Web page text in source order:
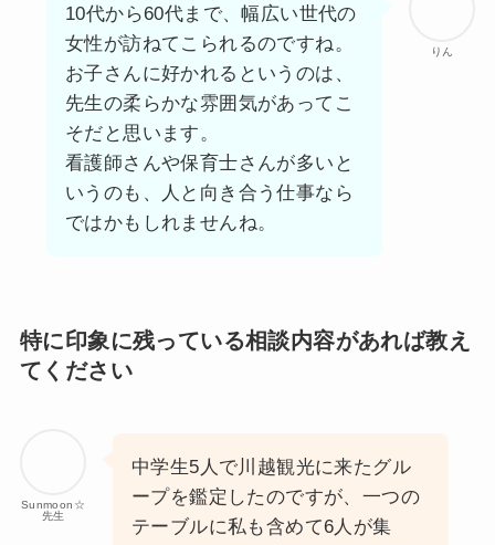
りん
10代から60代まで、幅広い世代の
女性が訪ねてこられるのですね。
お子さんに好かれるというのは、
先生の柔らかな雰囲気があってこ
そだと思います。
看護師さんや保育士さんが多いと
いうのも、人と向き合う仕事なら
ではかもしれませんね。
特に印象に残っている相談内容があれば教え
てください
Sunmoon☆
先生
中学生5人で川越観光に来たグル
ープを鑑定したのですが、一つの
テーブルに私も含めて6人が集